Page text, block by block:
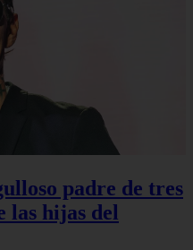
padre de tres
las hijas del